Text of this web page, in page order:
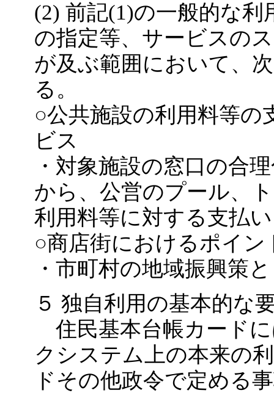
(2) 前記(1)の一般的な
の指定等、サービスの
が及ぶ範囲において、
る。
○公共施設の利用料等
ビス
・対象施設の窓口の合
から、公営のプール、
利用料等に対する支払
○商店街におけるポイン
・市町村の地域振興策
５ 独自利用の基本的な
住民基本台帳カード
クシステム上の本来の
ドその他政令で定める